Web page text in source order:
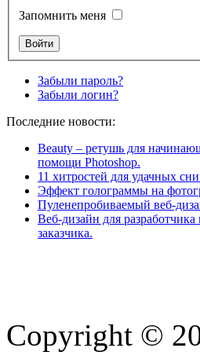
Запомнить меня
Забыли пароль?
Забыли логин?
Последние новости:
Beauty – ретушь для
помощи Photoshop.
11 хитростей для удачных
Эффект голограммы на
Пуленепробиваемый веб-
Веб-дизайн для разработчика
заказчика.
Copyright ©